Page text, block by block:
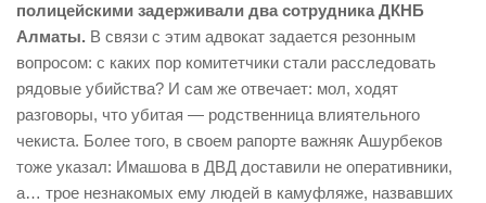
полицейскими задерживали два сотрудника ДКНБ
Алматы. В связи с этим адвокат задается резонным
вопросом: с каких пор комитетчики стали расследовать
рядовые убийства? И сам же отвечает: мол, ходят
разговоры, что убитая — родственница влиятельного
чекиста. Более того, в своем рапорте важняк Ашурбеков
тоже указал: Имашова в ДВД доставили не оперативники,
а… трое незнакомых ему людей в камуфляже, назвавших